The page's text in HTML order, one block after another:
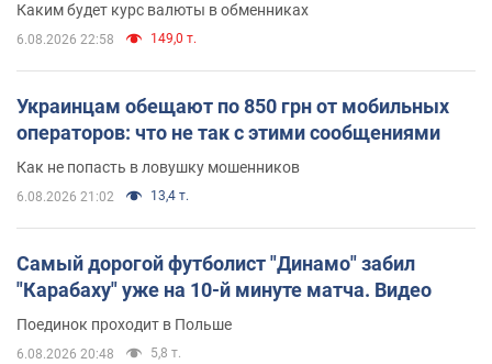
Каким будет курс валюты в обменниках
6.08.2026 22:58 149,0 т.
Украинцам обещают по 850 грн от мобильных
операторов: что не так с этими сообщениями
Как не попасть в ловушку мошенников
6.08.2026 21:02 13,4 т.
Самый дорогой футболист "Динамо" забил
"Карабаху" уже на 10-й минуте матча. Видео
Поединок проходит в Польше
6.08.2026 20:48 5,8 т.